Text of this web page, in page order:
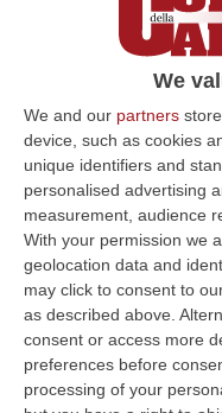
We
We and our partners
device, such as cookies
unique identifiers and
personalised advertising
measurement, audience
With your permission we
geolocation data and
may click to consent to
as described above.
consent or access more
preferences before
processing of your
Clicca e segui
REGGIO
state chieste
procuratore della
della requisitoria